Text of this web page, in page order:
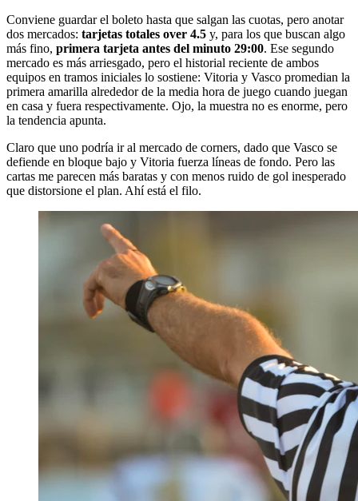
Conviene guardar el boleto hasta que salgan las cuotas, pero anotar
dos mercados: tarjetas totales over 4.5 y, para los que buscan algo
más fino, primera tarjeta antes del minuto 29:00. Ese segundo
mercado es más arriesgado, pero el historial reciente de ambos
equipos en tramos iniciales lo sostiene: Vitoria y Vasco promedian la
primera amarilla alrededor de la media hora de juego cuando juegan
en casa y fuera respectivamente. Ojo, la muestra no es enorme, pero
la tendencia apunta.
Claro que uno podría ir al mercado de corners, dado que Vasco se
defiende en bloque bajo y Vitoria fuerza líneas de fondo. Pero las
cartas me parecen más baratas y con menos ruido de gol inesperado
que distorsione el plan. Ahí está el filo.